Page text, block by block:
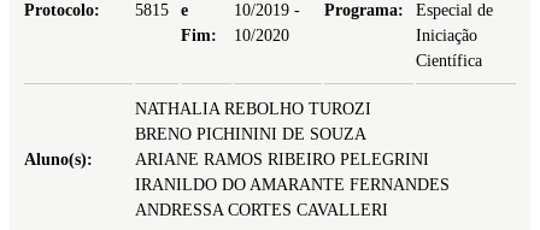
Protocolo: 5815
e
Fim:
10/2019 -
10/2020
Programa:
Especial de
Iniciação
Científica
Aluno(s):
NATHALIA REBOLHO TUROZI
BRENO PICHININI DE SOUZA
ARIANE RAMOS RIBEIRO PELEGRINI
IRANILDO DO AMARANTE FERNANDES
ANDRESSA CORTES CAVALLERI